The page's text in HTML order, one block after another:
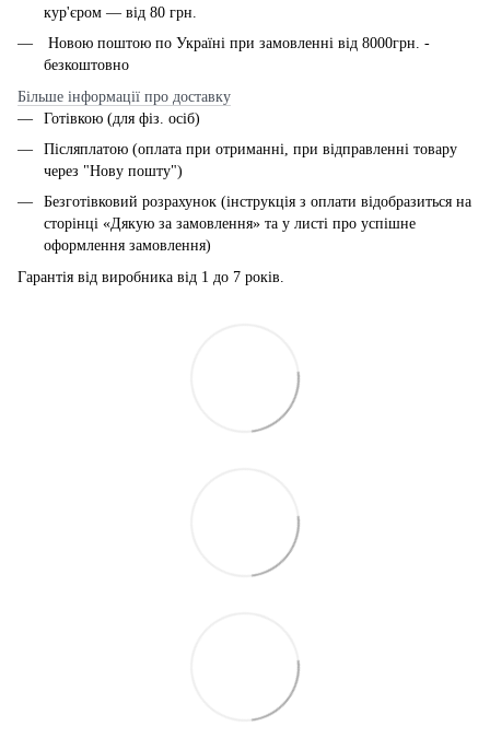
кур'єром — від 80 грн.
Новою поштою по Україні при замовленні від 8000грн. -
безкоштовно
Більше інформації про доставку
Готівкою (для фіз. осіб)
Післяплатою (оплата при отриманні, при відправленні товару
через "Нову пошту")
Безготівковий розрахунок (інструкція з оплати відобразиться на
сторінці «Дякую за замовлення» та у листі про успішне
оформлення замовлення)
Гарантія від виробника від 1 до 7 років.